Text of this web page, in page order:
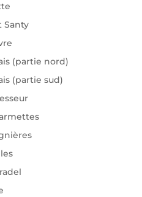
Santy
(partie nord)
(partie sud)